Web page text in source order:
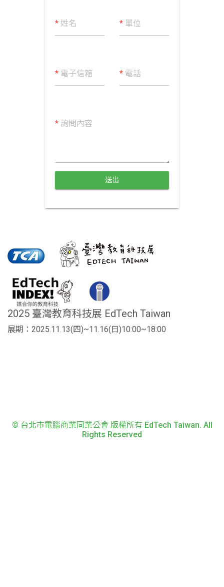
*姓名 * 單位
*電子信箱 * 電話
*詢問內容
送出
2025 臺灣教育科技展 EdTech Taiwan
展期：2025.11.13(四)~11.16(日)10:00~18:00
© 台北市電腦商業同業公會 版權所有 EdTech Taiwan. All
Rights Reserved